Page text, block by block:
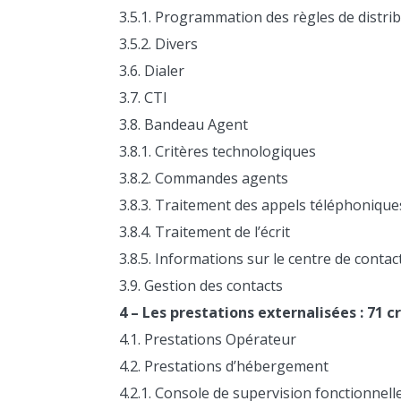
3.5.1. Programmation des règles de
3.5.2. Divers
3.6. Dialer
3.7. CTI
3.8. Bandeau Agent
3.8.1. Critères technologiques
3.8.2. Commandes agents
3.8.3. Traitement des appels
3.8.4. Traitement de l’écrit
3.8.5. Informations sur le centre de
3.9. Gestion des contacts
4 – Les prestations externalisées : 71
4.1. Prestations Opérateur
4.2. Prestations d’hébergement
4.2.1. Console de supervision